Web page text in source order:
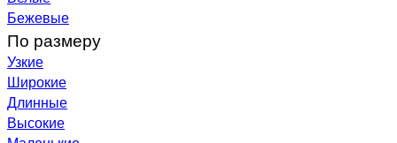
Бежевые
По размеру
Узкие
Широкие
Длинные
Высокие